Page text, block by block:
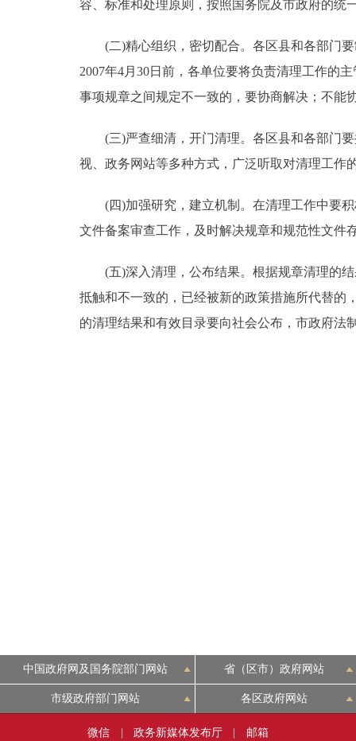
容、标准和处理原则，按照国务院及市政府的统
(二)精心组织，密切配合。各区县和各部门要
2007年4月30日前，各单位要将负责清理工作的
事项规章之间规定不一致的，要协商解决；不能
(三)严查细清，开门清理。各区县和各部门要
视、政务网站等多种方式，广泛听取对清理工作
(四)加强研究，建立机制。在清理工作中要积
文件备案审查工作，及时解决规章和规范性文件
(五)深入清理，公布结果。根据规章清理的结
抵触和不一致的，已经被新的政策措施所代替的
的清理结果和有效目录要向社会公布，市政府法
中国政府网及国务院部门网站 省（区市）政府网站
市级政府部门网站 各区政府网站
微信 政务新媒体发布厅 邮箱